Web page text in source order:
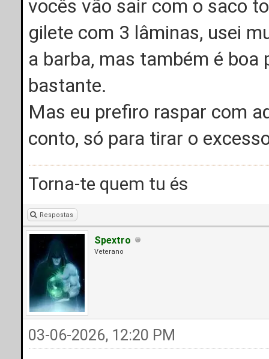
vocês vão sair com o saco
gilete com 3 lâminas, usei
a barba, mas também é boa
bastante.
Mas eu prefiro raspar com
conto, só para tirar o
Torna-te quem tu és
Respostas
Spextro
Veterano
03-06-2026, 12:20 PM